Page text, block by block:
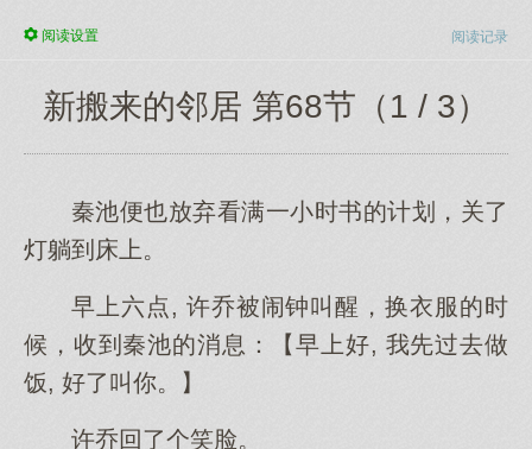
阅读记录
阅读设置
新搬来的邻居 第68节（1 / 3）
秦池便也放弃看满一小时书的计划，关了
灯躺到床上。
早上六点, 许乔被闹钟叫醒，换衣服的时
候，收到秦池的消息：【早上好, 我先过去做
饭, 好了叫你。】
许乔回了个笑脸。